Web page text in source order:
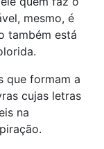
mesmo, é
também está
que formam a
cujas letras
na